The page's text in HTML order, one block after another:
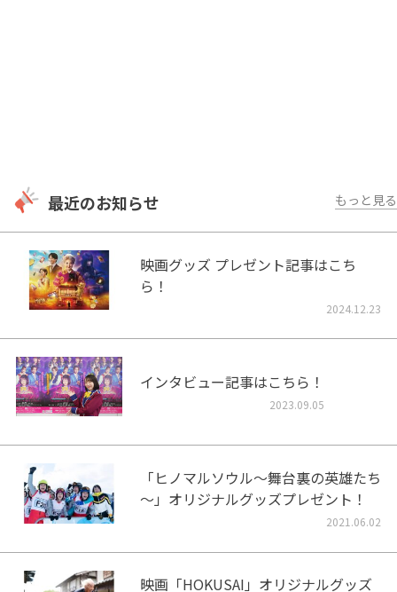
最近のお知らせ もっと見る
映画グッズ プレゼント記事はこち
ら！
2024.12.23
インタビュー記事はこちら！
2023.09.05
「ヒノマルソウル～舞台裏の英雄たち
～」オリジナルグッズプレゼント！
2021.06.02
映画「HOKUSAI」オリジナルグッズ